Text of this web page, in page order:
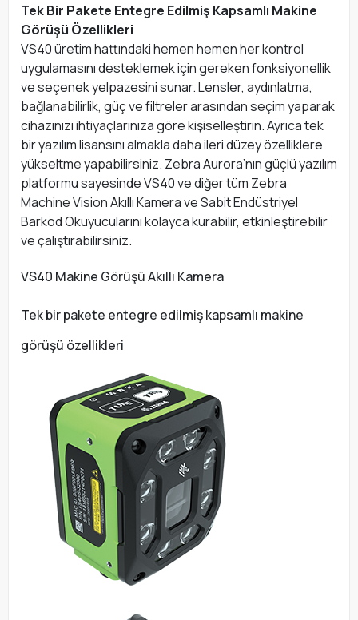
Tek Bir Pakete Entegre Edilmiş Kapsamlı Makine
Görüşü Özellikleri
VS40 üretim hattındaki hemen hemen her kontrol
uygulamasını desteklemek için gereken fonksiyonellik
ve seçenek yelpazesini sunar. Lensler, aydınlatma,
bağlanabilirlik, güç ve filtreler arasından seçim yaparak
cihazınızı ihtiyaçlarınıza göre kişiselleştirin. Ayrıca tek
bir yazılım lisansını almakla daha ileri düzey özelliklere
yükseltme yapabilirsiniz. Zebra Aurora’nın güçlü yazılım
platformu sayesinde VS40 ve diğer tüm Zebra
Machine Vision Akıllı Kamera ve Sabit Endüstriyel
Barkod Okuyucularını kolayca kurabilir, etkinleştirebilir
ve çalıştırabilirsiniz.
VS40 Makine Görüşü Akıllı Kamera
Tek bir pakete entegre edilmiş kapsamlı makine
görüşü özellikleri